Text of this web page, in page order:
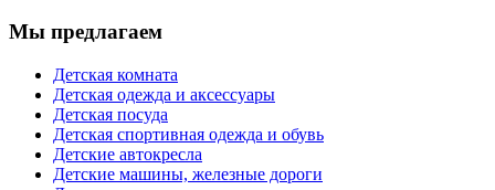
Мы предлагаем
Детская комната
Детская одежда и аксессуары
Детская посуда
Детская спортивная одежда и обувь
Детские автокресла
Детские машины, железные дороги